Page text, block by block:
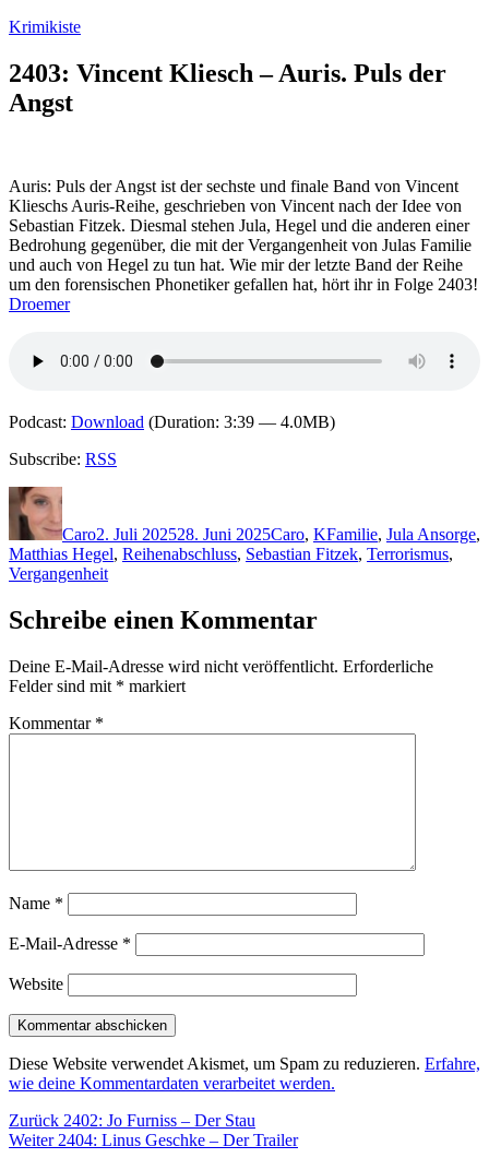
Zum
springen
Krimikiste
2403: Vincent Kliesch – Auris. Puls der
Angst
Auris: Puls der Angst ist der sechste und finale Band von Vincent
Klieschs Auris-Reihe, geschrieben von Vincent nach der Idee von
Sebastian Fitzek. Diesmal stehen Jula, Hegel und die anderen einer
Bedrohung gegenüber, die mit der Vergangenheit von Julas Familie
und auch von Hegel zu tun hat. Wie mir der letzte Band der Reihe
um den forensischen Phonetiker gefallen hat, hört ihr in Folge 2403!
Droemer
Podcast: Download (Duration: 3:39 — 4.0MB)
Subscribe: RSS
Autor
Caro2. Juli 202528. Juni 2025Caro, KFamilie, Jula Ansorge,
Matthias Hegel, Reihenabschluss, Sebastian Fitzek, Terrorismus,
Vergangenheit
Schreibe einen Kommentar
Deine E-Mail-Adresse wird nicht veröffentlicht. Erforderliche
Felder sind mit * markiert
Kommentar *
Name *
E-Mail-Adresse *
Website
Diese Website verwendet Akismet, um Spam zu reduzieren. Erfahre,
wie deine Kommentardaten verarbeitet werden.
Beitragsnavigation
Zurück Vorheriger
Beitrag:
2402: Jo Furniss – Der Stau
Weiter Nächster
2404: Linus Geschke – Der Trailer